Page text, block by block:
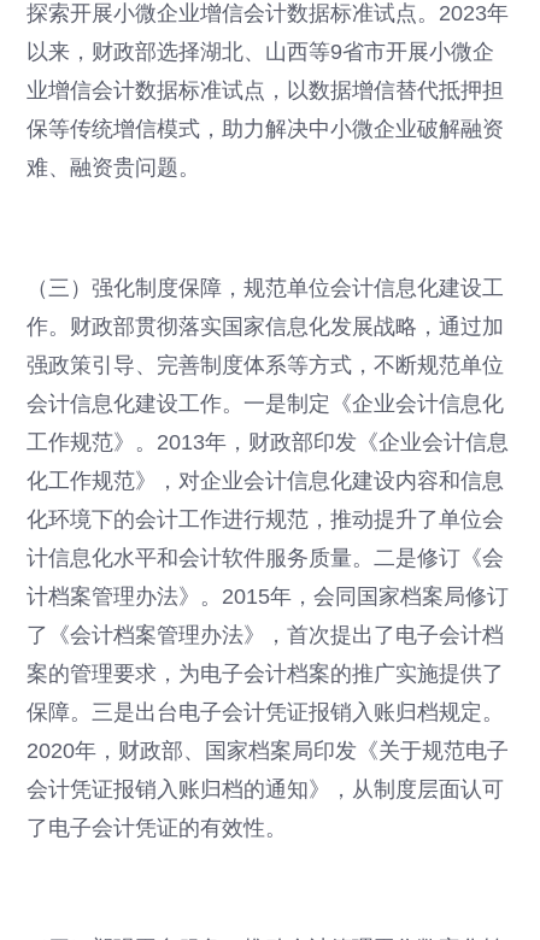
探索开展小微企业增信会计数据标准试点。2023年
以来，财政部选择湖北、山西等9省市开展小微企
业增信会计数据标准试点，以数据增信替代抵押担
保等传统增信模式，助力解决中小微企业破解融资
难、融资贵问题。
（三）强化制度保障，规范单位会计信息化建设工
作。财政部贯彻落实国家信息化发展战略，通过加
强政策引导、完善制度体系等方式，不断规范单位
会计信息化建设工作。一是制定《企业会计信息化
工作规范》。2013年，财政部印发《企业会计信息
化工作规范》，对企业会计信息化建设内容和信息
化环境下的会计工作进行规范，推动提升了单位会
计信息化水平和会计软件服务质量。二是修订《会
计档案管理办法》。2015年，会同国家档案局修订
了《会计档案管理办法》，首次提出了电子会计档
案的管理要求，为电子会计档案的推广实施提供了
保障。三是出台电子会计凭证报销入账归档规定。
2020年，财政部、国家档案局印发《关于规范电子
会计凭证报销入账归档的通知》，从制度层面认可
了电子会计凭证的有效性。